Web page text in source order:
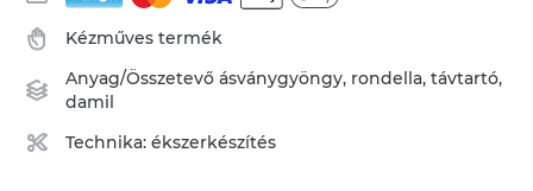
Kézműves termék
Anyag/Összetevőásványgyöngy, rondella,távtartó,
damil
Technika:ékszerkészítés